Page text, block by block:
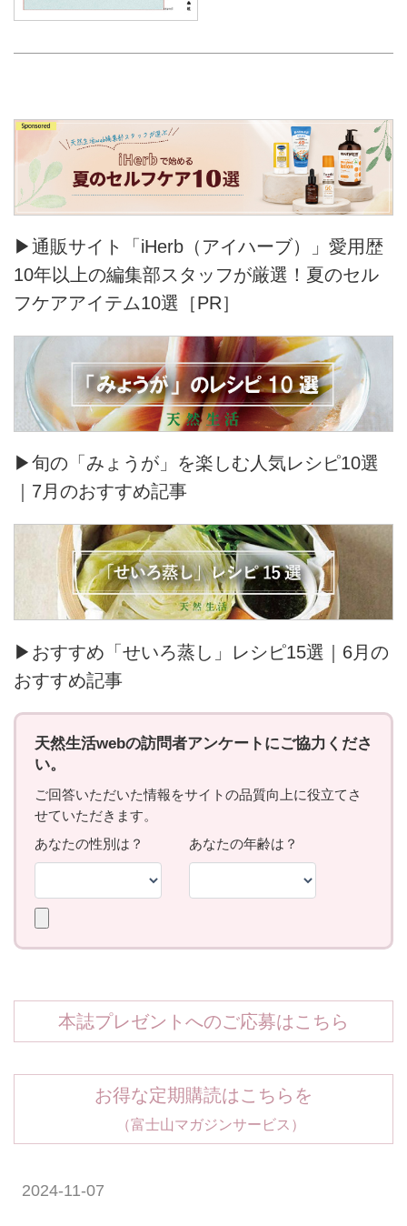
▶通販サイト「iHerb（アイハーブ）」愛用歴
10年以上の編集部スタッフが厳選！夏のセル
フケアアイテム10選［PR］
▶旬の「みょうが」を楽しむ人気レシピ10選
｜7月のおすすめ記事
▶おすすめ「せいろ蒸し」レシピ15選｜6月の
おすすめ記事
本誌プレゼントへのご応募はこちら
お得な定期購読はこちらを
（富士山マガジンサービス）
2024-11-07